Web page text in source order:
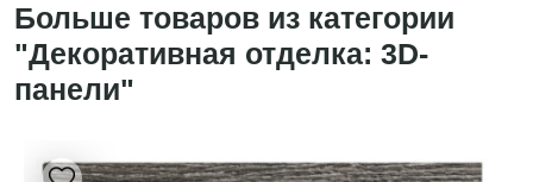
Больше товаров из категории
"Декоративная отделка: 3D-
панели"